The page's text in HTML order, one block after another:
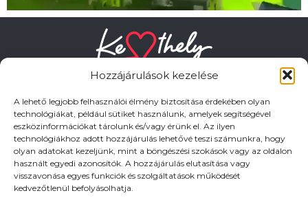
Hozzájárulások kezelése
A lehető legjobb felhasználói élmény biztosítása érdekében olyan
technológiákat, például sütiket használunk, amelyek segítségével
eszközinformációkat tárolunk és/vagy érünk el. Az ilyen
technológiákhoz adott hozzájárulás lehetővé teszi számunkra, hogy
olyan adatokat kezeljünk, mint a böngészési szokások vagy az oldalon
használt egyedi azonosítók. A hozzájárulás elutasítása vagy
visszavonása egyes funkciók és szolgáltatások működését
kedvezőtlenül befolyásolhatja.
HASZNOS LINKEK
Adatkezelési tájékoztató
Impresszum